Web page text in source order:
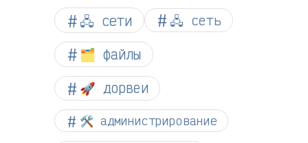
🖧 сети
🖧 сеть
🗂️ файлы
🚀 дорвеи
🛠️ администрирование